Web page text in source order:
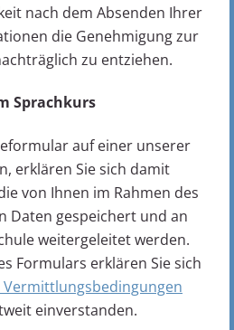
nach dem Absenden Ihrer
die Genehmigung zur
zu entziehen.
Sprachkurs
auf einer unserer
erklären Sie sich damit
von Ihnen im Rahmen des
Daten gespeichert und an
weitergeleitet werden.
Formulars erklären Sie sich
Vermittlungsbedingungen
einverstanden.